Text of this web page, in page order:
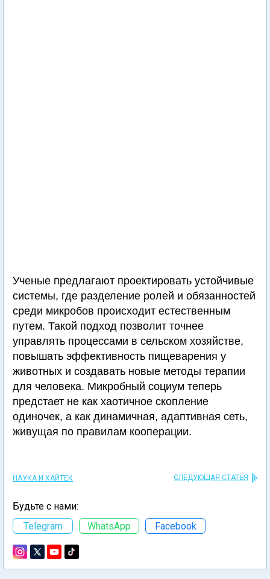
Ученые предлагают проектировать устойчивые
системы, где разделение ролей и обязанностей
среди микробов происходит естественным
путем. Такой подход позволит точнее
управлять процессами в сельском хозяйстве,
повышать эффективность пищеварения у
животных и создавать новые методы терапии
для человека. Микробный социум теперь
предстает не как хаотичное скопление
одиночек, а как динамичная, адаптивная сеть,
живущая по правилам кооперации.
НАУКА И ХАЙТЕК СЛЕДУЮЩАЯ СТАТЬЯ
Будьте с нами:
Telegram
WhatsApp Facebook